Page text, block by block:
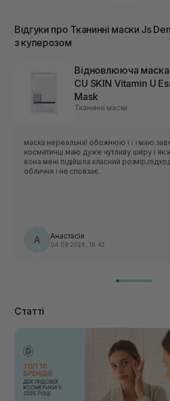
Відгуки про Тканинні маски Js
з куперозом
Відновлююча маска
CU SKIN Vitamin U
Mask
Тканинні маски
маска нереальна! обожнюю її і маю
косметичці.маю дуже чутливу шкіру і як
вона мені підійшла.класний
обличчя і не сповзає.
А Анастасія
04.08.2026, 16:43
Статті